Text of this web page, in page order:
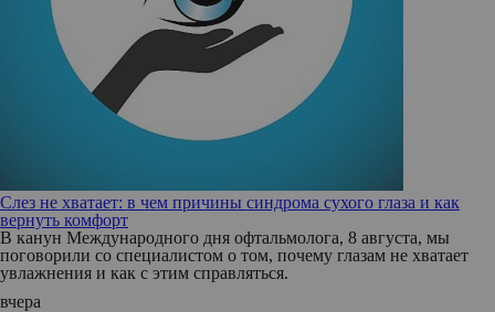
Слез не хватает: в чем причины синдрома сухого глаза и как
вернуть комфорт
В канун Международного дня офтальмолога, 8 августа, мы
поговорили со специалистом о том, почему глазам не хватает
увлажнения и как с этим справляться.
вчера